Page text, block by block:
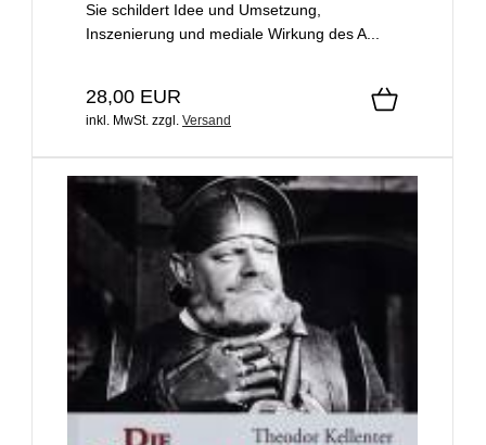
Sie schildert Idee und Umsetzung,
Inszenierung und mediale Wirkung des A...
28,00 EUR
inkl. MwSt. zzgl. Versand